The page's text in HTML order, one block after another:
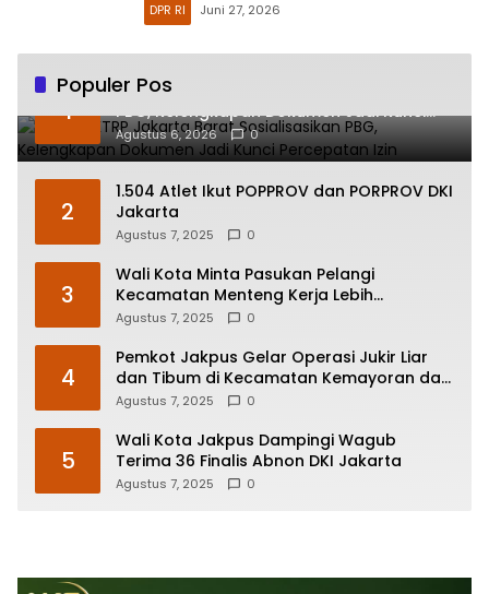
DPR RI Juni 27, 2026
Populer Pos
1
Sudin CKTRP Jakarta Barat Sosialisasikan
PBG, Kelengkapan Dokumen Jadi Kunci
Percepatan Izin
Agustus 6, 2026 0
2
1.504 Atlet Ikut POPPROV dan PORPROV DKI
Jakarta
Agustus 7, 2025 0
3
Wali Kota Minta Pasukan Pelangi
Kecamatan Menteng Kerja Lebih
Responsif
Agustus 7, 2025 0
4
Pemkot Jakpus Gelar Operasi Jukir Liar
dan Tibum di Kecamatan Kemayoran dan
Johar Baru
Agustus 7, 2025 0
5
Wali Kota Jakpus Dampingi Wagub
Terima 36 Finalis Abnon DKI Jakarta
Agustus 7, 2025 0